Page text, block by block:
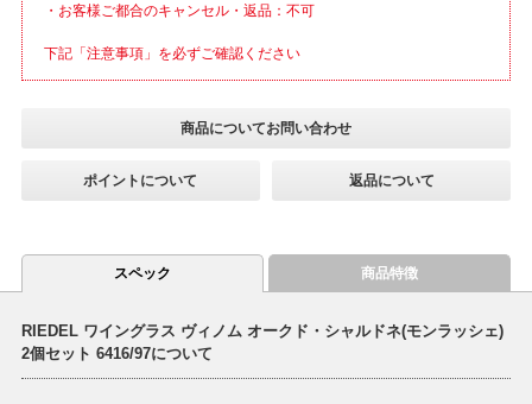
・お客様ご都合のキャンセル・返品：不可
下記「注意事項」を必ずご確認ください
商品についてお問い合わせ
ポイントについて 返品について
スペック 商品特徴
RIEDEL ワイングラス ヴィノム オークド・シャルドネ(モンラッシェ)
2個セット 6416/97について